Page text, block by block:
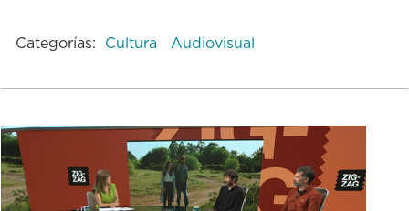
Categorías: Cultura Audiovisual